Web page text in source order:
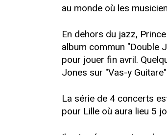
au monde où les
En dehors du jazz,
album commun "Double
pour jouer fin avril.
Jones sur "Vas-y
La série de 4 concerts
pour Lille où aura lieu 5